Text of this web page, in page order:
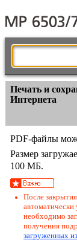
Печать и
Интернета
PDF-файлы
Размер
100 МБ.
После
автоматически
необходимо
получения
загруженных